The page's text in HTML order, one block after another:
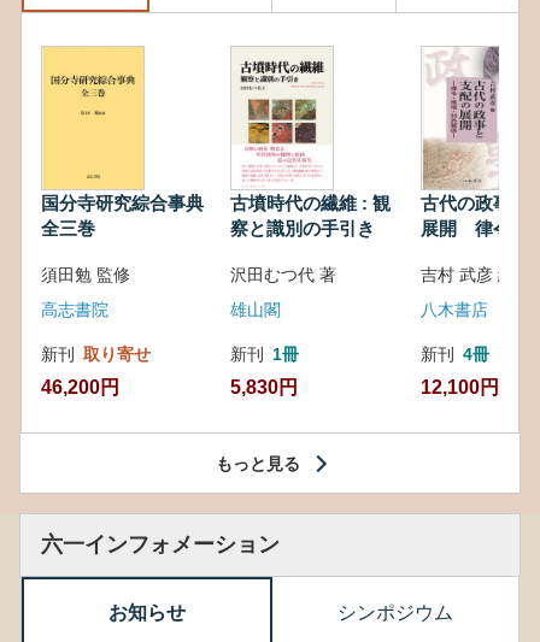
国分寺研究綜合事典
全三巻
須田勉 監修
高志書院
新刊 取り寄せ
46,200円
古墳時代の繊維 : 観
察と識別の手引き
沢田むつ代 著
雄山閣
新刊 1冊
5,830円
古代の政事と
展開 律令・
吉村 武彦 編集
八木書店
新刊 4冊
12,100円
もっと見る
六一インフォメーション
お知らせ シンポジウム